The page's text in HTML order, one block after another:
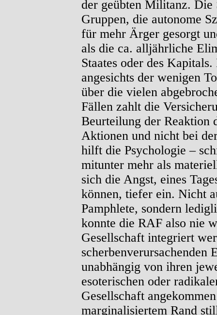
der geübten Militanz.
Gruppen, die autonome
für mehr Ärger gesorgt
als die ca. alljährliche
Staates oder des
angesichts der wenigen
über die vielen
Fällen zahlt die
Beurteilung der Reaktion
Aktionen und nicht bei
hilft die Psychologie –
mitunter mehr als
sich die Angst, eines
können, tiefer ein. Nicht
Pamphlete, sondern
konnte die RAF also nie
Gesellschaft integriert
scherbenverursachenden
unabhängig von ihren
esoterischen oder
Gesellschaft
marginalisiertem Rand